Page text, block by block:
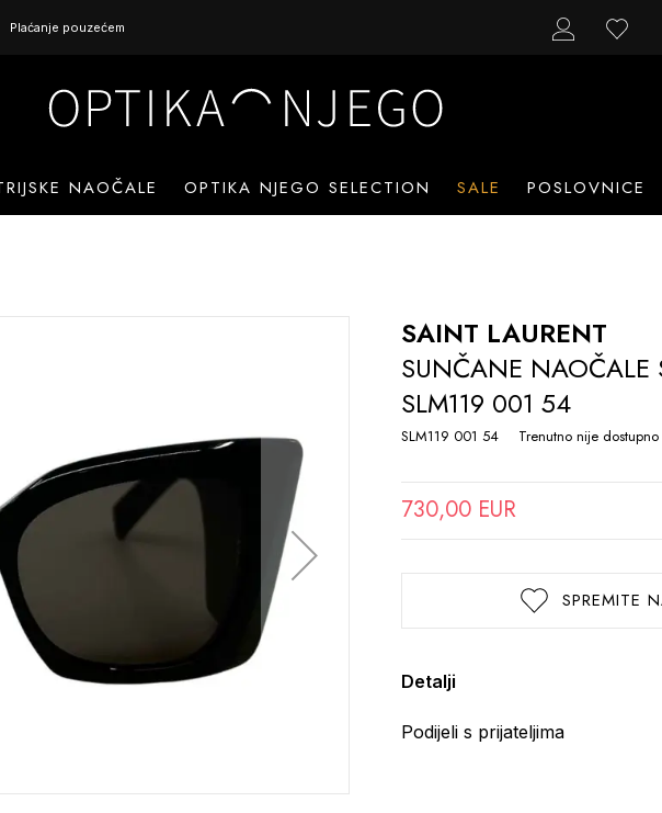
Plaćanje pouzećem
NAOČALE OPTIKA NJEGO SELECTION SALE POSLOVNICE
SAINT LAURENT
SUNČANE NAOČALE
SLM119 001 54
SLM119 001 54 Trenutno nije dostupno
730,00 EUR
SPREMITE
Detalji
Podijeli s prijateljima